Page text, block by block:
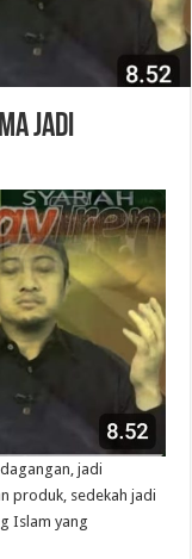
Jadi
jadi
produk, sedekah jadi
Islam yang